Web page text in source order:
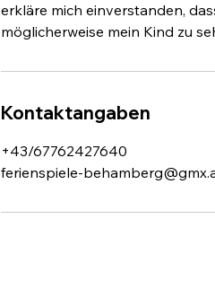
erkläre mich einverstanden,
Kontaktangaben
+43/67762427640
ferienspiele-